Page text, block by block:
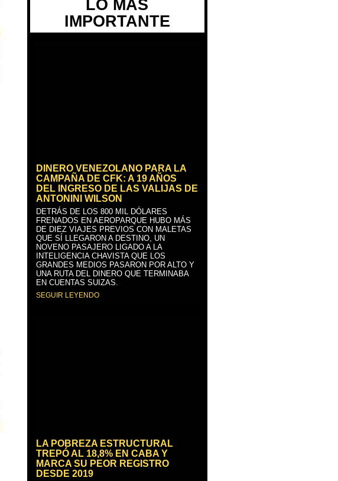
LO MÁS
IMPORTANTE
DINERO VENEZOLANO PARA LA
CAMPAÑA DE CFK: A 19 AÑOS
DEL INGRESO DE LAS VALIJAS DE
ANTONINI WILSON
DETRÁS DE LOS 800 MIL DÓLARES
FRENADOS EN AEROPARQUE HUBO MÁS
DE DIEZ VIAJES PREVIOS CON MALETAS
QUE SÍ LLEGARON A DESTINO, UN
NOVENO PASAJERO LIGADO A LA
INTELIGENCIA CHAVISTA QUE LOS
GRANDES MEDIOS PASARON POR ALTO Y
UNA RUTA DEL DINERO QUE TERMINABA
EN CUENTAS SUIZAS.
SEGUIR LEYENDO
LA POBREZA ESTRUCTURAL
TREPÓ AL 18,8% EN CABA Y
MARCA SU PEOR REGISTRO
DESDE 2019